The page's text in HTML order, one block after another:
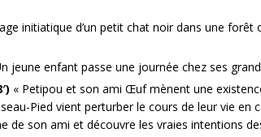
initiatique d’un petit chat noir dans une
jeune enfant passe une journée chez ses
« Petipou et son ami Œuf mènent une
Pied vient perturber le cours de leur vie
de son ami et découvre les vraies intentions